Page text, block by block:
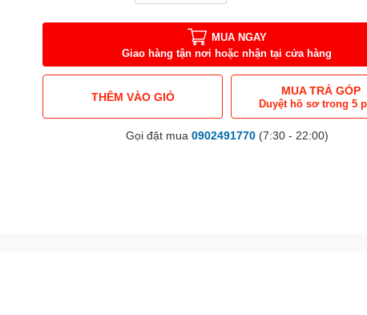
MUA NGAY
Giao hàng tận nơi hoặc nhận tại cửa hàng
THÊM VÀO GIỎ MUA TRẢ GÓP
Duyệt hồ sơ trong 5
Gọi đặt mua 0902491770(7:30 - 22:00)